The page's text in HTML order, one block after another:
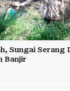
Sungai Serang
Banjir